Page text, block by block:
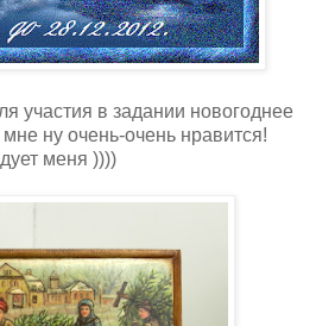
участия в задании новогоднее
ну очень-очень нравится!
меня ))))